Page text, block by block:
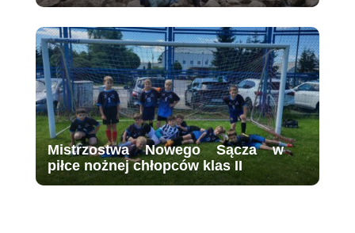
Mistrzostwa Nowego Sącza w
piłce nożnej chłopców klas II